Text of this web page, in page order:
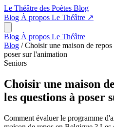
Le Théâtre des Poètes Blog
Blog À propos Le Théâtre ↗
Blog À propos Le Théâtre
Blog / Choisir une maison de
poser sur l'animation
Seniors
Choisir une maison
les questions à poser
Comment évaluer le programme